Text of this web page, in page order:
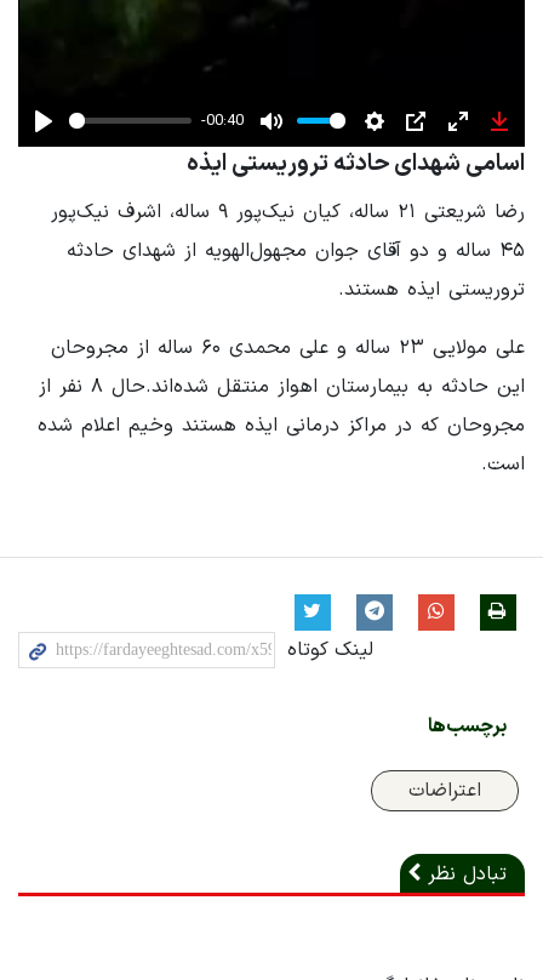
Play
-00:40
Mute Settings
PIP Enter
fullscreen
اسامی شهدای حادثه تروریستی ایذه
رضا شریعتی ۲۱ ساله، کیان نیک‌پور ۹ ساله، اشرف نیک‌پور
۴۵ ساله و دو آقای جوان مجهول‌الهویه از شهدای حادثه
تروریستی ایذه هستند.
علی مولایی ۲۳ ساله و علی محمدی ۶۰ ساله از مجروحان
این حادثه به بیمارستان اهواز منتقل شده‌اند.حال ۸ نفر از
مجروحان که در مراکز درمانی ایذه هستند وخیم اعلام شده
است.
لینک کوتاه
برچسب‌ها
اعتراضات
تبادل نظر